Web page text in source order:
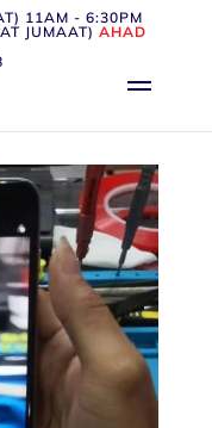
11AM - 6:30PM
JUMAAT) AHAD